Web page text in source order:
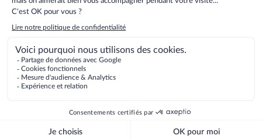
Centre de formation
bas
page
secondaire
Conditions générales de vente
Conditions Générales E-Services
Mentions légales
Gestion des données personnelles